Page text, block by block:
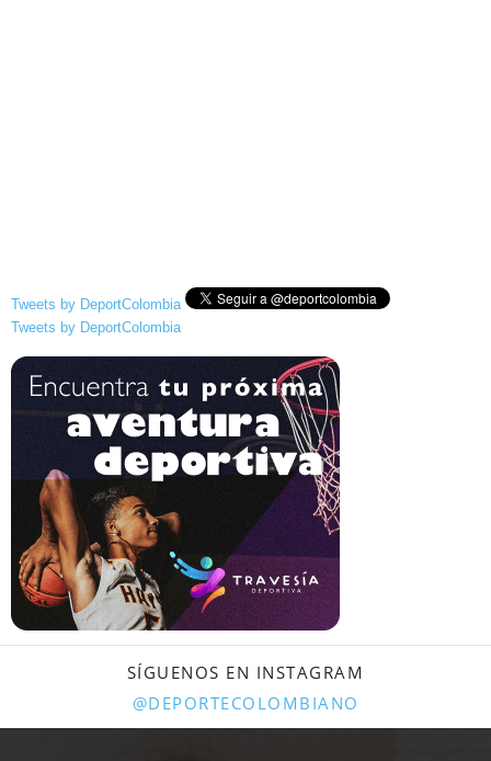
Tweets by DeportColombia
Tweets by DeportColombia
SÍGUENOS EN INSTAGRAM
@DEPORTECOLOMBIANO